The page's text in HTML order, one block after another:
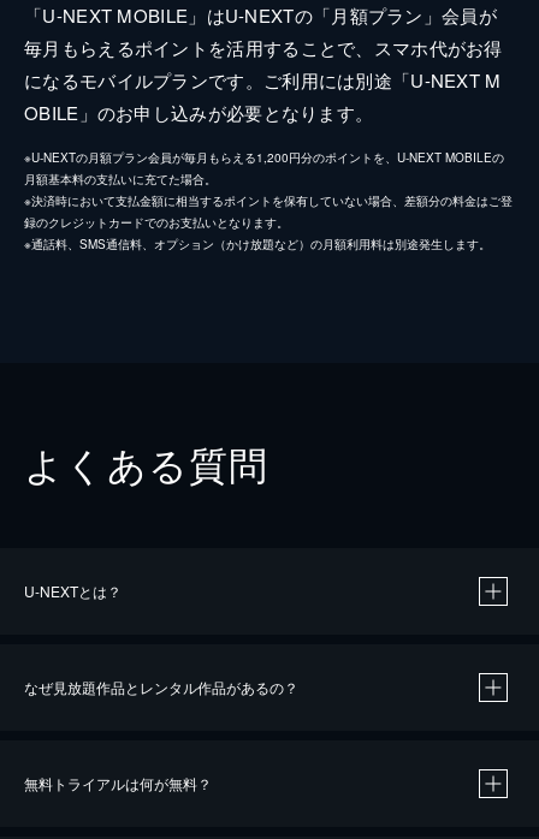
「U-NEXT MOBILE」はU-NEXTの「月額プラン」会員が
毎月もらえるポイントを活用することで、スマホ代がお得
になるモバイルプランです。ご利用には別途「U-NEXT M
OBILE」のお申し込みが必要となります。
※U-NEXTの月額プラン会員が毎月もらえる1,200円分のポイントを、U-NEXT MOBILEの
月額基本料の支払いに充てた場合。
※決済時において支払金額に相当するポイントを保有していない場合、差額分の料金はご登
録のクレジットカードでのお支払いとなります。
※通話料、SMS通信料、オプション（かけ放題など）の月額利用料は別途発生します。
よくある質問
U-NEXTとは？
なぜ見放題作品とレンタル作品があるの？
無料トライアルは何が無料？